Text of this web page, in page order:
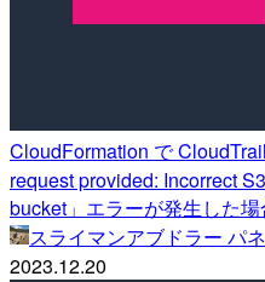
CloudFormation で
request provided: Incorrect
bucket」エラーが発生した
スライマンアブドラー パネ
2023.12.20